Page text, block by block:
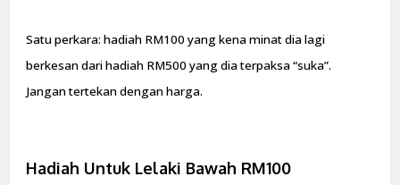
Satu perkara: hadiah RM100 yang kena minat dia lagi
berkesan dari hadiah RM500 yang dia terpaksa “suka”.
Jangan tertekan dengan harga.
Hadiah Untuk Lelaki Bawah RM100